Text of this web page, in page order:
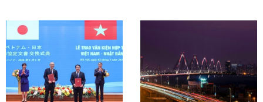
해질 것으로 예상됩니다.
B&Company
2008년부터 베트남에서 시장 조사 전문 기업으로 활동
해 온 최초의 일본 기업입니다. 산업 보고서, 업계 관계
자 인터뷰, 소비자 설문 조사, 비즈니스 매칭 등 폭넓은